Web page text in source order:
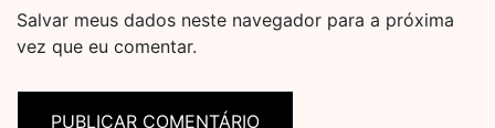
Salvar meus dados neste navegador para a próxima
vez que eu comentar.